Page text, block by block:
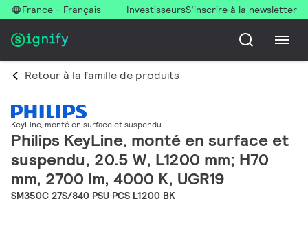
France - Français InvestisseursS’inscrire à la newsletter
Retour à la famille de produits
KeyLine, monté en surface et suspendu
Philips KeyLine, monté en surface et
suspendu, 20.5 W, L1200 mm; H70
mm, 2700 lm, 4000 K, UGR19
SM350C 27S/840 PSU PCS L1200 BK